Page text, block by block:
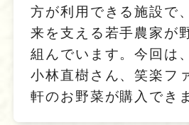
方が利用できる施設で
来を支える若手農家が
組んでいます。今回は
小林直樹さん、笑楽フ
軒のお野菜が購入でき